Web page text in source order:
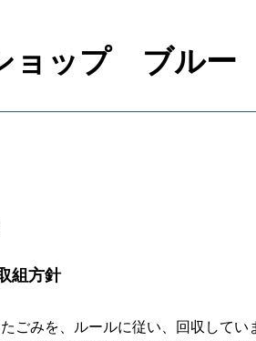
ョップ ブル
組方針
ごみを、ルールに従い、回収してい